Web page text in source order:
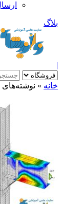
بلاگ
|
خانه »